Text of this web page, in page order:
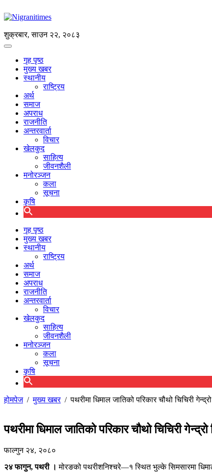
शुक्रबार, साउन २२, २०८३
गृह पृष्ठ
मुख्य खबर
स्थानीय
राष्ट्रिय
अर्थ
समाज
अपराध
राजनीति
अन्तरवार्ता
विचार
खेलकुद
साहित्य
जीवनशैली
मनोरञ्जन
कला
सूचना
कृषि
गृह पृष्ठ
मुख्य खबर
स्थानीय
राष्ट्रिय
अर्थ
समाज
अपराध
राजनीति
अन्तरवार्ता
विचार
खेलकुद
साहित्य
जीवनशैली
मनोरञ्जन
कला
सूचना
कृषि
होमपेज/मुख्य खबर/पथरीमा धिमाल जातिको परिकार चौथो चिचिरी
पथरीमा धिमाल जातिको परिकार चौथो चिचिरी
फाल्गुन २४, २०८०
२४ फागुन, पथरी । मोरङको पथरीशनिश्चरे—१ स्थित भुल्के सिमसारमा